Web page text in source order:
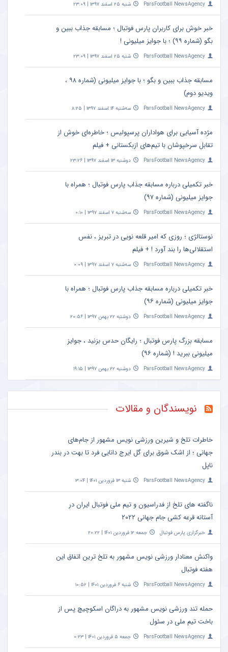
ParsFootball NewsAgency شنبه ۲۵ اسفند ۱۳۹۷ | ۲۳:۰۹
خبر خوش برای کاربران پارس فوتبال ؛ مسابقه جذاب ببین و
بگو (شماره ۹۹) ؛ با جوایز میلیونی !
ParsFootball NewsAgency شنبه ۲۵ اسفند ۱۳۹۷ | ۲۳:۰۹
مسابقه جذاب ببین و بگو ؛ با جوایز میلیونی (شماره ۹۸ ،
ویدیو دوم)
ParsFootball NewsAgency سه‌شنبه ۱۴ اسفند ۱۳۹۷ | ۸:۲۵
مژده آسیایی برای هواداران پرسپولیس ؛ خاطره‌ای خوش از
تقابل سرخپوشان با تیم‌های ازبکستانی + فیلم
ParsFootball NewsAgency دوشنبه ۱۳ اسفند ۱۳۹۷ | ۲۳:۲۶
خبر تکمیلی درباره مسابقه جذاب پارس فوتبال ؛ همراه با
جوایز میلیونی (شماره ۹۷)
ParsFootball NewsAgency سه‌شنبه ۷ اسفند ۱۳۹۷ | ۰:۱۰
نوستالژی ؛ روزی که امیر قلعه نویی در تبریز ، نفس
استقلالی‌ها را بند آورد ! + فیلم
ParsFootball NewsAgency سه‌شنبه ۷ اسفند ۱۳۹۷ | ۰:۰۹
خبر تکمیلی درباره مسابقه جذاب پارس فوتبال ؛ همراه با
جوایز میلیونی (شماره ۹۶)
ParsFootball NewsAgency دوشنبه ۲۲ بهمن ۱۳۹۷ | ۲۰:۵۶
مسابقه بزرگ پارس فوتبال ؛ رایگان حدس بزنید ، جوایز
میلیونی ببرید ! (شماره ۹۶)
ParsFootball NewsAgency دوشنبه ۲۲ بهمن ۱۳۹۷ | ۱۹:۱۵
نویسندگان و مقالات
خاطرات تلخ و شیرین ورزشی نویس مشهور از جام‌های
جهانی ؛ از اشک شوق برای گل ایرج دانایی فرد تا بهت در بندر
ناپل
ParsFootball NewsAgency شنبه ۱۳ فروردین ۱۴۰۱ | ۳:۰۴
ناگفته های تلخ از فدراسیون و تیم ملی فوتبال ایران در
آستانه قرعه کشی جام جهانی ۲۰۲۲
خبرگزاری پارس فوتبال جمعه ۱۲ فروردین ۱۴۰۱ | ۲۰:۲۲
واکنش معنادار ورزشی نویس مشهور به تلخ ترین اتفاق این
هفته فوتبال
ParsFootball NewsAgency شنبه ۶ فروردین ۱۴۰۱ | ۱۰:۵۲
حمله تند ورزشی نویس مشهور به دراگان اسکوچیچ پس از
باخت تیم ملی در سئول
ParsFootball NewsAgency جمعه ۵ فروردین ۱۴۰۱ | ۰:۲۳